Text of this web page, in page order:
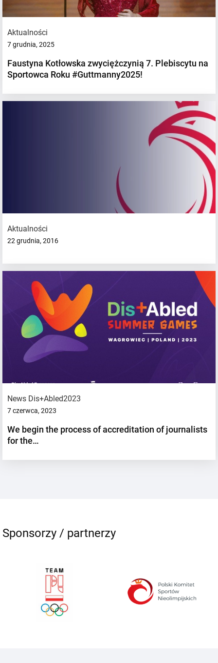
Aktualności
7 grudnia, 2025
Faustyna Kotłowska zwyciężczynią 7. Plebiscytu na
Sportowca Roku #Guttmanny2025!
Aktualności
22 grudnia, 2016
News Dis+Abled2023
7 czerwca, 2023
We begin the process of accreditation of journalists
for the…
Sponsorzy / partnerzy